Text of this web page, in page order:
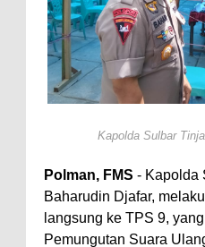
Kapolda Sulbar
Polman, FMS - Kapolda
Baharudin Djafar,
langsung ke TPS 9,
Pemungutan Suara